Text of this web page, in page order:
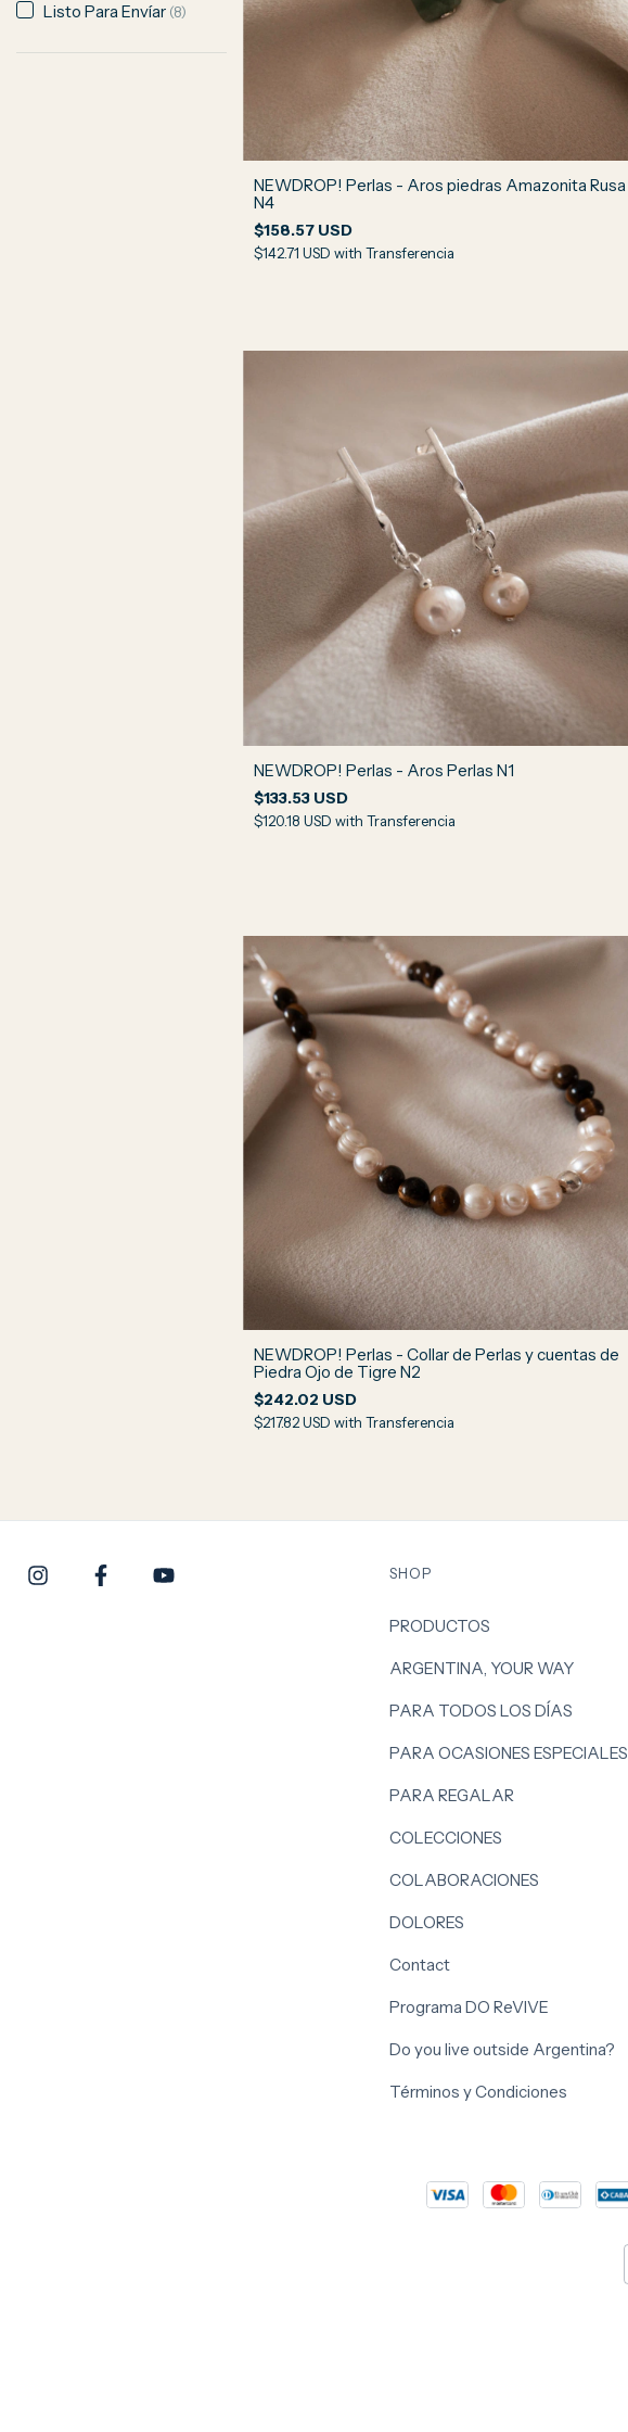
Listo Para Envíar (8)
NEWDROP! Perlas - Aros piedras Amazonita Rusa
N4
$158.57 USD
$142.71 USD with Transferencia
NEWDROP! Perlas - Aros Perlas N1
$133.53 USD
$120.18 USD with Transferencia
NEWDROP! Perlas - Collar de Perlas y cuentas de
Piedra Ojo de Tigre N2
$242.02 USD
$217.82 USD with Transferencia
SHOP
PRODUCTOS
ARGENTINA, YOUR WAY
PARA TODOS LOS DÍAS
PARA OCASIONES ESPECIALES
PARA REGALAR
COLECCIONES
COLABORACIONES
DOLORES
Contact
Programa DO ReVIVE
Do you live outside Argentina?
Términos y Condiciones